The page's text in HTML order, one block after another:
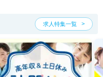
求人特集一覧